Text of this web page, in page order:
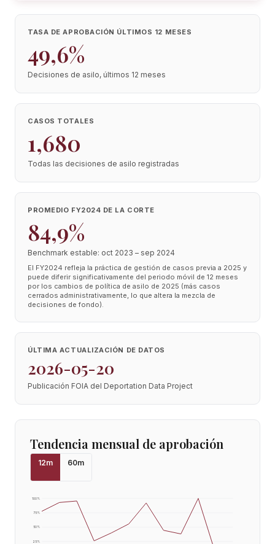
TASA DE APROBACIÓN ÚLTIMOS 12 MESES
49,6%
Decisiones de asilo, últimos 12 meses
CASOS TOTALES
1,680
Todas las decisiones de asilo registradas
PROMEDIO FY2024 DE LA CORTE
84,9%
Benchmark estable: oct 2023 – sep 2024
El FY2024 refleja la práctica de gestión de casos previa a 2025 y
puede diferir significativamente del periodo móvil de 12 meses
por los cambios de política de asilo de 2025 (más casos
cerrados administrativamente, lo que altera la mezcla de
decisiones de fondo).
ÚLTIMA ACTUALIZACIÓN DE DATOS
2026-05-20
Publicación FOIA del Deportation Data Project
Tendencia mensual de aprobación
12m 60m
25%
50%
75%
100%